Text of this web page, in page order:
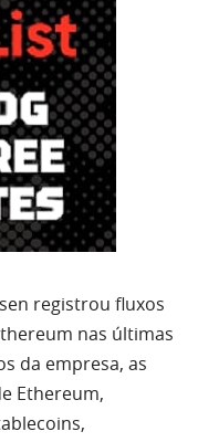
registrou fluxos
nas últimas
da empresa, as
Ethereum,